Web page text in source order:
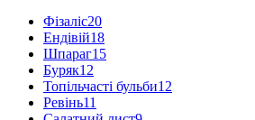
Фізаліс20
Ендівій18
Шпараг15
Буряк12
Топільчасті бульби12
Ревінь11